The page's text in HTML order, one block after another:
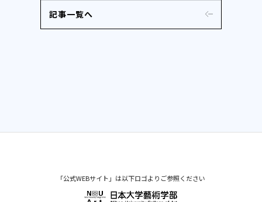
記事一覧へ
「公式WEBサイト」は以下ロゴよりご参照ください